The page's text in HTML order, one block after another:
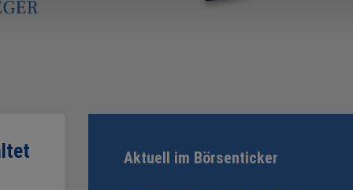
Aktuell im Börsenticker